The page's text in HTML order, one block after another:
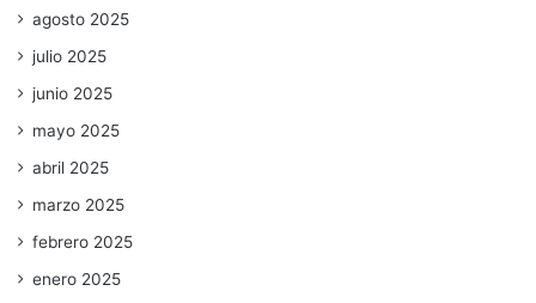
agosto 2025
julio 2025
junio 2025
mayo 2025
abril 2025
marzo 2025
febrero 2025
enero 2025